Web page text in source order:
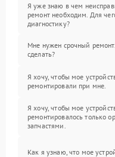
Я уже знаю в чем
ремонт необходим. Для
диагностику?
Мне нужен срочный
сделать?
Я хочу, чтобы мое
ремонтировали при мне.
Я хочу, чтобы мое
ремонтировалось только
запчастями.
Как я узнаю, что мое